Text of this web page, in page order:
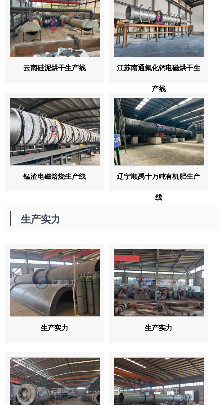
云南硅泥烘干生产线 江苏南通氟化钙电磁烘干生
产线
锰渣电磁焙烧生产线 辽宁顺禹十万吨有机肥生产
线
生产实力
生产实力 生产实力